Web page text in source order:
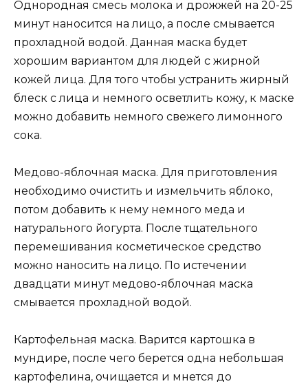
Однородная смесь молока и дрожжей на 20-25
минут наносится на лицо, а после смывается
прохладной водой. Данная маска будет
хорошим вариантом для людей с жирной
кожей лица. Для того чтобы устранить жирный
блеск с лица и немного осветлить кожу, к маске
можно добавить немного свежего лимонного
сока.
Медово-яблочная маска. Для приготовления
необходимо очистить и измельчить яблоко,
потом добавить к нему немного меда и
натурального йогурта. После тщательного
перемешивания косметическое средство
можно наносить на лицо. По истечении
двадцати минут медово-яблочная маска
смывается прохладной водой.
Картофельная маска. Варится картошка в
мундире, после чего берется одна небольшая
картофелина, очищается и мнется до